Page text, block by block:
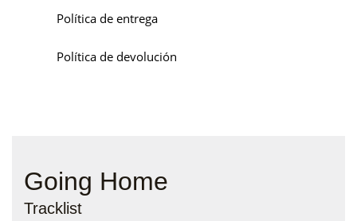
Política de entrega
Política de devolución
Going Home
Tracklist